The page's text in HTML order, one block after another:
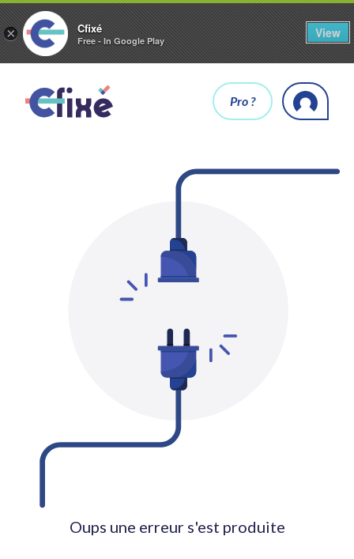
× Cfixé
Free - In Google Play
View
Pro ?
Oups une erreur s'est produite